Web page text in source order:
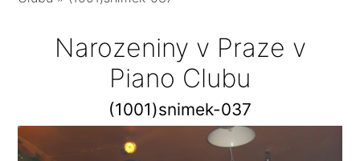
Narozeniny v Praze v
Piano Clubu
(1001)snimek-037